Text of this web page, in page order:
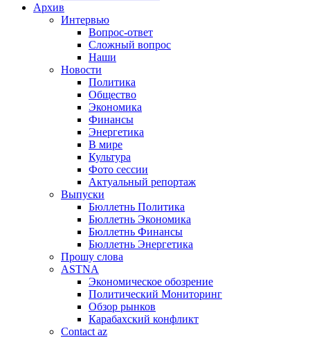
Архив
Интервью
Вопрос-ответ
Сложный вопрос
Наши
Новости
Политика
Общество
Экономика
Финансы
Энергетика
В мире
Культура
Фото сессии
Актуальный репортаж
Выпуски
Бюллетнь Политика
Бюллетнь Экономика
Бюллетнь Финансы
Бюллетнь Энергетика
Прошу слова
ASTNA
Экономическое обозрение
Политический Мониторинг
Обзор рынков
Карабахский конфликт
Contact az